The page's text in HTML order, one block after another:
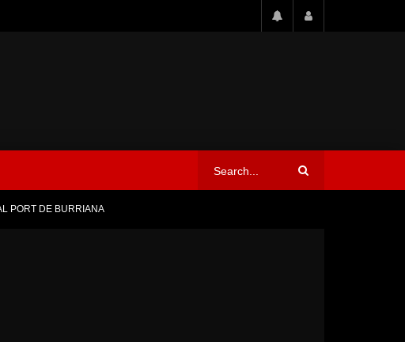
PORT DE BURRIANA